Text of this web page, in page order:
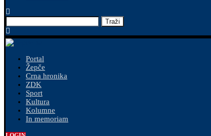
Traži
Portal
Žepče
Crna hronika
ZDK
Sport
Kultura
Kolumne
In memoriam